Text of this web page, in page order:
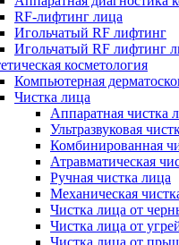
RF-лифтинг лица
Игольчатый RF лифтинг
Игольчатый RF лифтинг
косметология
Компьютерная
Чистка лица
Аппаратная чистка
Ультразвуковая
Комбинированная
Атравматическая
Ручная чистка лица
Механическая
Чистка лица от
Чистка лица от
Чистка лица от